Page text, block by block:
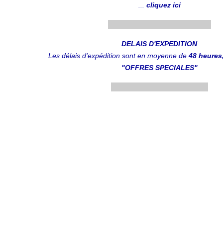
cliquez ici
DELAIS D'EXPEDITION
Les délais d'expédition sont en moyenne de 48
"OFFRES SPECIALES"